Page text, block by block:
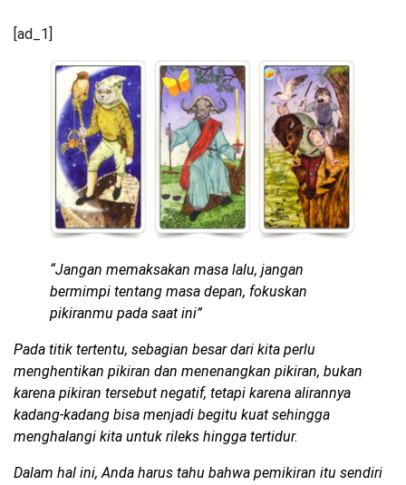
[ad_1]
“Jangan memaksakan masa lalu, jangan
bermimpi tentang masa depan, fokuskan
pikiranmu pada saat ini”
Pada titik tertentu, sebagian besar dari kita perlu
menghentikan pikiran dan menenangkan pikiran, bukan
karena pikiran tersebut negatif, tetapi karena alirannya
kadang-kadang bisa menjadi begitu kuat sehingga
menghalangi kita untuk rileks hingga tertidur.
Dalam hal ini, Anda harus tahu bahwa pemikiran itu sendiri